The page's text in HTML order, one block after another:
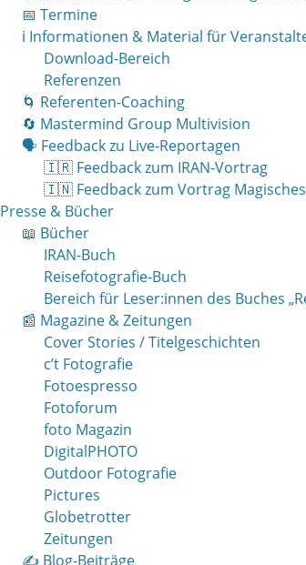
📅 Termine
ℹ️ Informationen & Material für
Download-Bereich
Referenzen
🌀 Referenten-Coaching
🔄 Mastermind Group Multivision
🗣 Feedback zu Live-Reportagen
🇮🇷 Feedback zum IRAN-Vortrag
🇮🇳 Feedback zum Vortrag Magisches
Presse & Bücher
📖 Bücher
IRAN-Buch
Reisefotografie-Buch
Bereich für Leser:innen des Buches
📰 Magazine & Zeitungen
Cover Stories / Titelgeschichten
c’t Fotografie
Fotoespresso
Fotoforum
foto Magazin
DigitalPHOTO
Outdoor Fotografie
Pictures
Globetrotter
Zeitungen
✍️ Blog-Beiträge